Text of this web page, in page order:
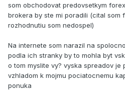
som obchodovat predovsetkym
brokera by ste mi poradili (cital som
rozhodnutiu som nedospel)
Na internete som narazil na
podla ich stranky by to mohla byt
o tom myslite vy? vyska spreadov je
vzhladom k mojmu pociatocnemu
ponuka